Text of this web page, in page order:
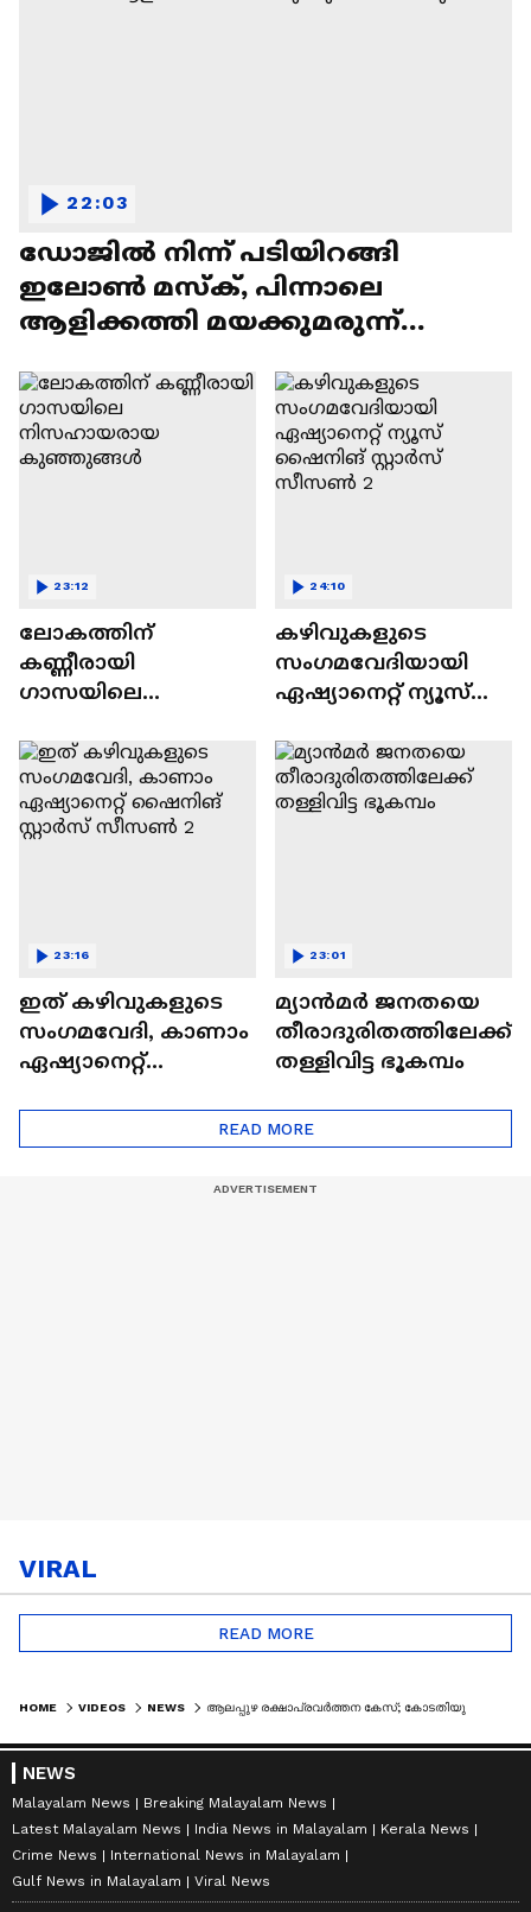
ഡോജിൽ നിന്ന് പടിയിറങ്ങി
ഇലോൺ മസ്ക്, പിന്നാലെ
ആളിക്കത്തി മയക്കുമരുന്ന്
22:03
ലോകത്തിന്
കണ്ണീരായി
ഗാസയിലെ
കുഞ്ഞുങ്ങൾ
23:12
കഴിവുകളുടെ
സംഗമവേദിയായി
ഏഷ്യാനെറ്റ് ന്യൂസ്
സീസൺ 2
24:10
ഇത് കഴിവുകളുടെ
സംഗമവേദി, കാണാം
ഏഷ്യാനെറ്റ്
23:16
മ്യാൻമർ ജനതയെ
തീരാദുരിതത്തിലേക്ക്
തള്ളിവിട്ട ഭൂകമ്പം
23:01
READ MORE
VIRAL
READ MORE
HOME VIDEOS NEWS
NEWS
Malayalam News
Breaking Malayalam News
Latest Malayalam News
India News in Malayalam
Kerala News
Crime News
International News in Malayalam
Gulf News in Malayalam
Viral News